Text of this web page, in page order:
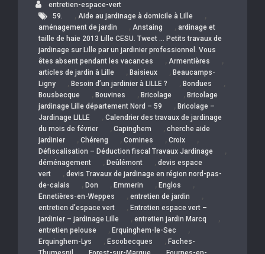
entretien-espace-vert
59.
, Aide au jardinage à domicile à Lille ,
aménagement de jardin , Anstaing , ardinage et
taille de haie 2013 Lille CESU. Tweet … Petits travaux de
jardinage sur Lille par un jardinier professionnel. Vous
êtes absent pendant les vacances
, Armentières ,
articles de jardin à Lille , Baisieux , Beaucamps-
Ligny
, Besoin d’un jardinier à LILLE ? , Bondues ,
Bousbecque , Bouvines , Bricolage , Bricolage
jardinage Lille département Nord – 59
, Bricolage –
Jardinage LILLE
, Calendrier des travaux de jardinage
du mois de février
, Capinghem , cherche aide
jardinier
, Chéreng , Comines , Croix ,
Défiscalisation – Déduction fiscal Travaux Jardinage ,
déménagement , Deûlémont , devis espace
vert
, devis Travaux de jardinage en région nord-pas-
de-calais
, Don , Emmerin , Englos ,
Ennetières-en-Weppes , entretien de jardin ,
entretien d’espace vert , Entretien espace vert –
jardinier – jardinage Lille
, entretien jardin Marcq ,
entretien pelouse , Erquinghem-le-Sec ,
Erquinghem-Lys , Escobecques , Faches-